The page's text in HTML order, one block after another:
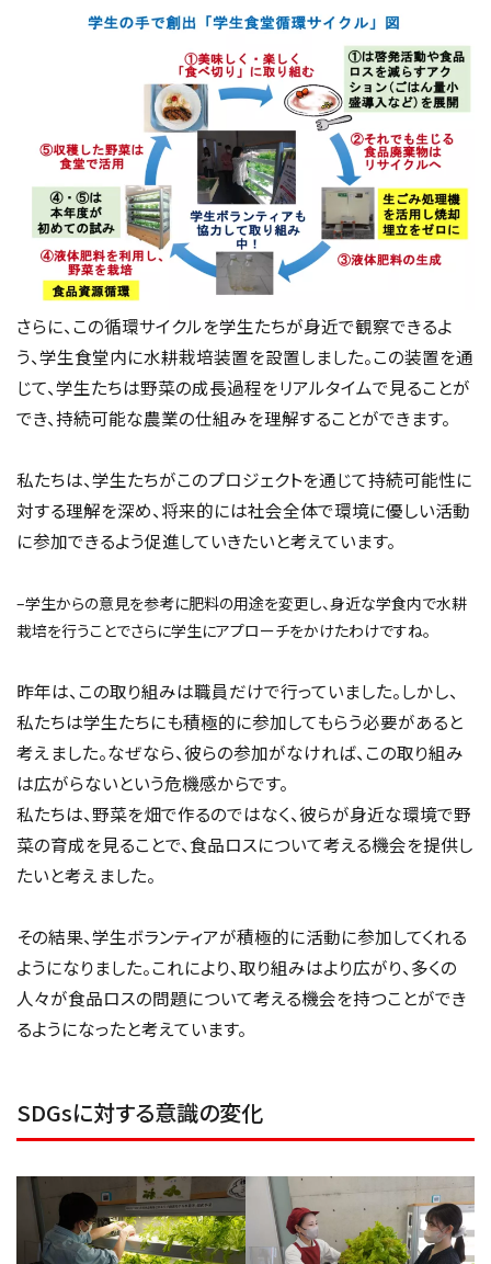
さらに、この循環サイクルを学生たちが身近で観察できるよ
う、学生食堂内に水耕栽培装置を設置しました。この装置を通
じて、学生たちは野菜の成長過程をリアルタイムで見ることが
でき、持続可能な農業の仕組みを理解することができます。
私たちは、学生たちがこのプロジェクトを通じて持続可能性に
対する理解を深め、将来的には社会全体で環境に優しい活動
に参加できるよう促進していきたいと考えています。
–学生からの意見を参考に肥料の用途を変更し、身近な学食内で水耕
栽培を行うことでさらに学生にアプローチをかけたわけですね。
昨年は、この取り組みは職員だけで行っていました。しかし、
私たちは学生たちにも積極的に参加してもらう必要があると
考えました。なぜなら、彼らの参加がなければ、この取り組み
は広がらないという危機感からです。
私たちは、野菜を畑で作るのではなく、彼らが身近な環境で野
菜の育成を見ることで、食品ロスについて考える機会を提供し
たいと考えました。
その結果、学生ボランティアが積極的に活動に参加してくれる
ようになりました。これにより、取り組みはより広がり、多くの
人々が食品ロスの問題について考える機会を持つことができ
るようになったと考えています。
SDGsに対する意識の変化